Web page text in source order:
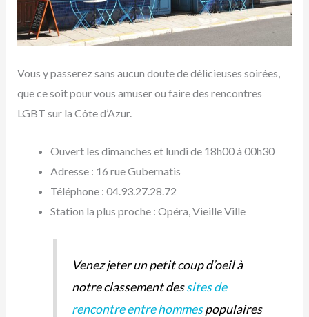
Vous y passerez sans aucun doute de délicieuses soirées,
que ce soit pour vous amuser ou faire des rencontres
LGBT sur la Côte d’Azur.
Ouvert les dimanches et lundi de 18h00 à 00h30
Adresse : 16 rue Gubernatis
Téléphone : 04.93.27.28.72
Station la plus proche : Opéra, Vieille Ville
Venez jeter un petit coup d’oeil à
notre classement dessites de
rencontre entre hommespopulaires